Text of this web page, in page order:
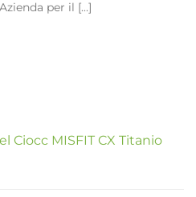
per il [...]
Ciocc MISFIT CX Titanio